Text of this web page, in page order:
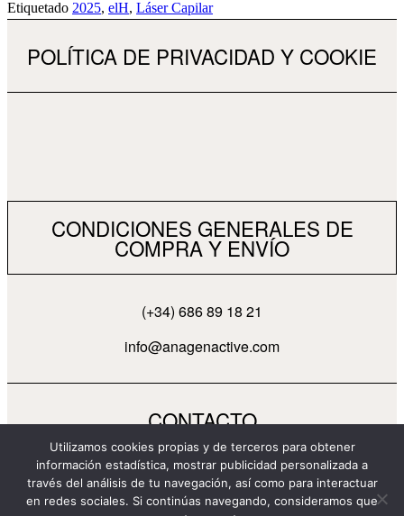
Etiquetado 2025, elH, Láser Capilar
POLÍTICA DE PRIVACIDAD Y COOKIE
CONDICIONES GENERALES DE
COMPRA Y ENVÍO
(+34) 686 89 18 21
info@anagenactive.com
CONTACTO
Utilizamos cookies propias y de terceros para obtener
información estadística, mostrar publicidad personalizada a
través del análisis de tu navegación, así como para interactuar
en redes sociales. Si continúas navegando, consideramos que